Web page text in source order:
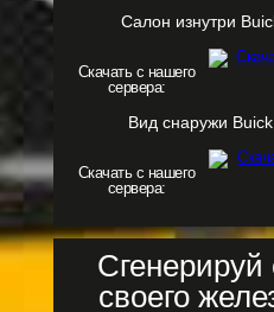
Салон изнутри
Скачать с нашего
сервера:
Вид снаружи
Скачать с нашего
сервера:
своего